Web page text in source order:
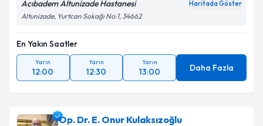
Acıbadem Altunizade Hastanesi Haritada Göster
Altunizade, Yurtcan Sokağı No:1, 34662
En Yakın Saatler
Yarın
12:00
Yarın
12:30
Yarın
13:00 Daha Fazla
Op. Dr. E. Onur Kulaksızoğlu